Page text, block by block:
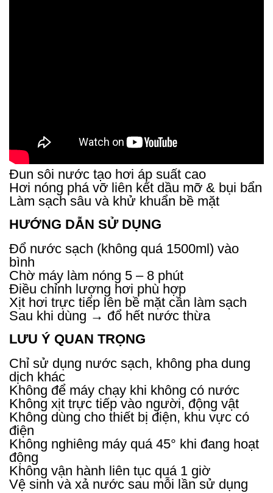
Đun sôi nước tạo hơi áp suất cao
Hơi nóng phá vỡ liên kết dầu mỡ & bụi bẩn
Làm sạch sâu và khử khuẩn bề mặt
HƯỚNG DẪN SỬ DỤNG
Đổ nước sạch (không quá 1500ml) vào
bình
Chờ máy làm nóng 5 – 8 phút
Điều chỉnh lượng hơi phù hợp
Xịt hơi trực tiếp lên bề mặt cần làm sạch
Sau khi dùng → đổ hết nước thừa
LƯU Ý QUAN TRỌNG
Chỉ sử dụng nước sạch, không pha dung
dịch khác
Không để máy chạy khi không có nước
Không xịt trực tiếp vào người, động vật
Không dùng cho thiết bị điện, khu vực có
điện
Không nghiêng máy quá 45° khi đang hoạt
động
Không vận hành liên tục quá 1 giờ
Vệ sinh và xả nước sau mỗi lần sử dụng